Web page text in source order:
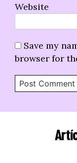
Website
Save my
browser for